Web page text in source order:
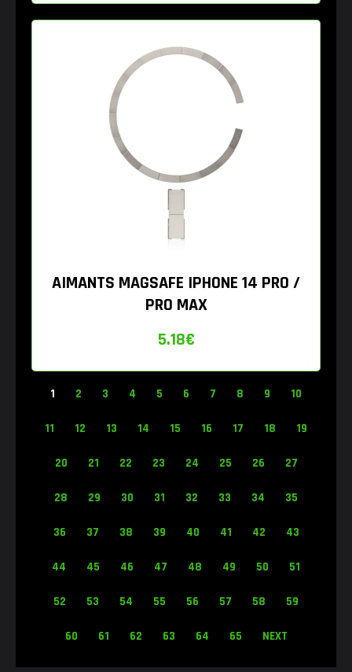
AIMANTS MAGSAFE IPHONE 14 PRO /
PRO MAX
5.18€
1 2 3 4 5 6 7 8 9 10
11 12 13 14 15 16 17 18 19
20 21 22 23 24 25 26 27
28 29 30 31 32 33 34 35
36 37 38 39 40 41 42 43
44 45 46 47 48 49 50 51
52 53 54 55 56 57 58 59
60 61 62 63 64 65 NEXT